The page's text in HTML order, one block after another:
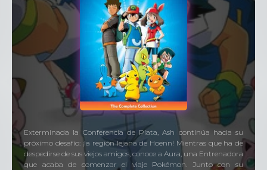
Exterminada la Conferencia de Plata, Ash continúa hacia su
próximo desafío: ¡la región lejana de Hoenn! Mientras que ha de
despedirse de sus viejos amigos, conoce a Aura, una Entrenadora
que acaba de comenzar el viaje Pokémon. Junto con su